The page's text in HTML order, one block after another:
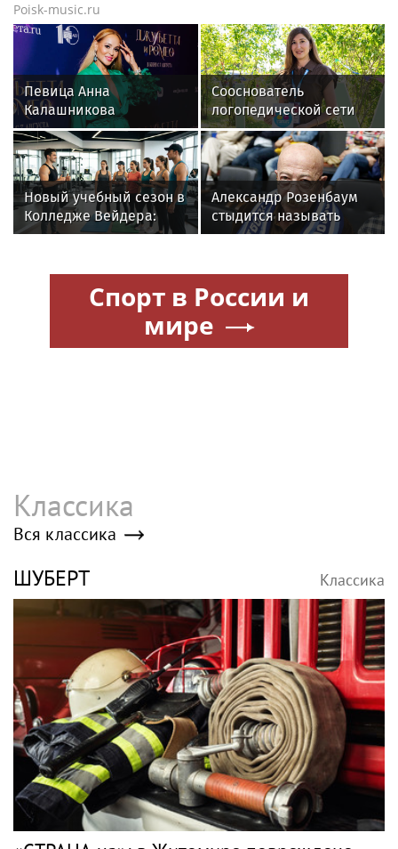
Poisk-music.ru
Певица Анна
Калашникова
призналась, что
сделала пересадку
волос
Сооснователь
логопедической сети
«Разноцветные
цыплята» выступила на
VK Fest
Новый учебный сезон в
Колледже Вейдера:
стартовали очные
фитнес-тренеров и
специалистов
индустрии здоровья
Александр Розенбаум
стыдится называть
себя звездой
Спорт в России и
мире
Классика
Вся классика
ШУБЕРТ Классика